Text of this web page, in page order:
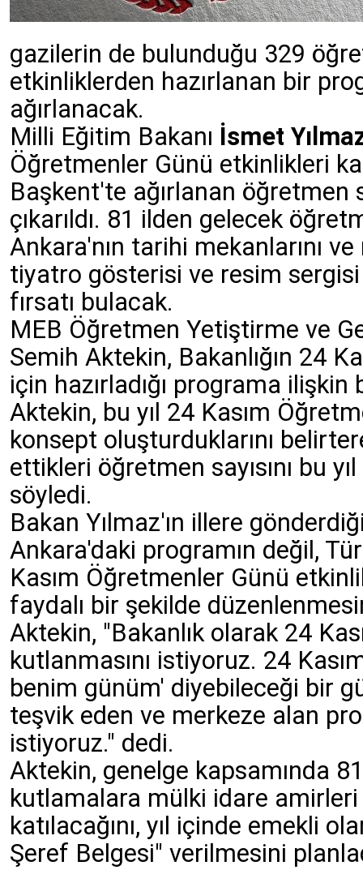
gazilerin de bulunduğu 329
etkinliklerden hazırlanan bir
ağırlanacak.
Milli Eğitim Bakanı İsmet
Öğretmenler Günü etkinlikleri
Başkent'te ağırlanan öğretmen
çıkarıldı. 81 ilden gelecek
Ankara'nın tarihi mekanlarını
tiyatro gösterisi ve resim
fırsatı bulacak.
MEB Öğretmen Yetiştirme ve
Semih Aktekin, Bakanlığın 24
için hazırladığı programa ilişkin
Aktekin, bu yıl 24 Kasım
konsept oluşturduklarını
ettikleri öğretmen sayısını bu
söyledi.
Bakan Yılmaz'ın illere
Ankara'daki programın değil,
Kasım Öğretmenler Günü
faydalı bir şekilde
Aktekin, "Bakanlık olarak 24
kutlanmasını istiyoruz. 24
benim günüm' diyebileceği bir
teşvik eden ve merkeze alan
istiyoruz." dedi.
Aktekin, genelge kapsamında
kutlamalara mülki idare
katılacağını, yıl içinde emekli
Şeref Belgesi" verilmesini